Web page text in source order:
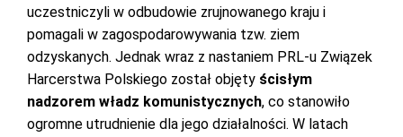
uczestniczyli w odbudowie zrujnowanego kraju i
pomagali w zagospodarowywania tzw. ziem
odzyskanych. Jednak wraz z nastaniem PRL-u Związek
Harcerstwa Polskiego został objęty ścisłym
nadzorem władz komunistycznych, co stanowiło
ogromne utrudnienie dla jego działalności. W latach